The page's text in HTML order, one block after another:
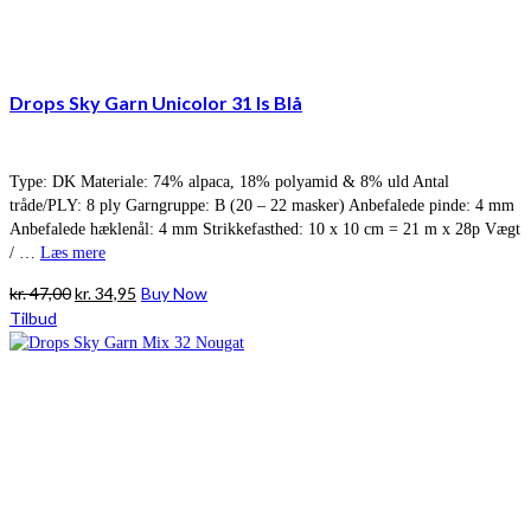
Drops Sky Garn Unicolor 31 Is Blå
Type: DK Materiale: 74% alpaca, 18% polyamid & 8% uld Antal
tråde/PLY: 8 ply Garngruppe: B (20 – 22 masker) Anbefalede pinde: 4 mm
Anbefalede hæklenål: 4 mm Strikkefasthed: 10 x 10 cm = 21 m x 28p Vægt
/ … Læs mere
kr.47,00Den
pris
kr.34,95 Den
pris
Buy Now
Tilbud